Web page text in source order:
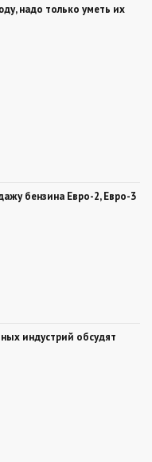
надо только уметь их
бензина Евро-2, Евро-3
индустрий обсудят